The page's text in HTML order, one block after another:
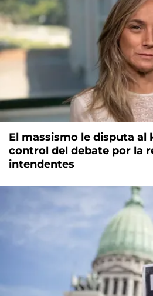
El massismo le disputa al
control del debate por la
intendentes